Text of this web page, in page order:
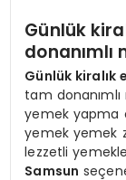
Günlük
Günlük kiralık
tam
yemek yapma
yemek yemek
lezzetli
Samsun